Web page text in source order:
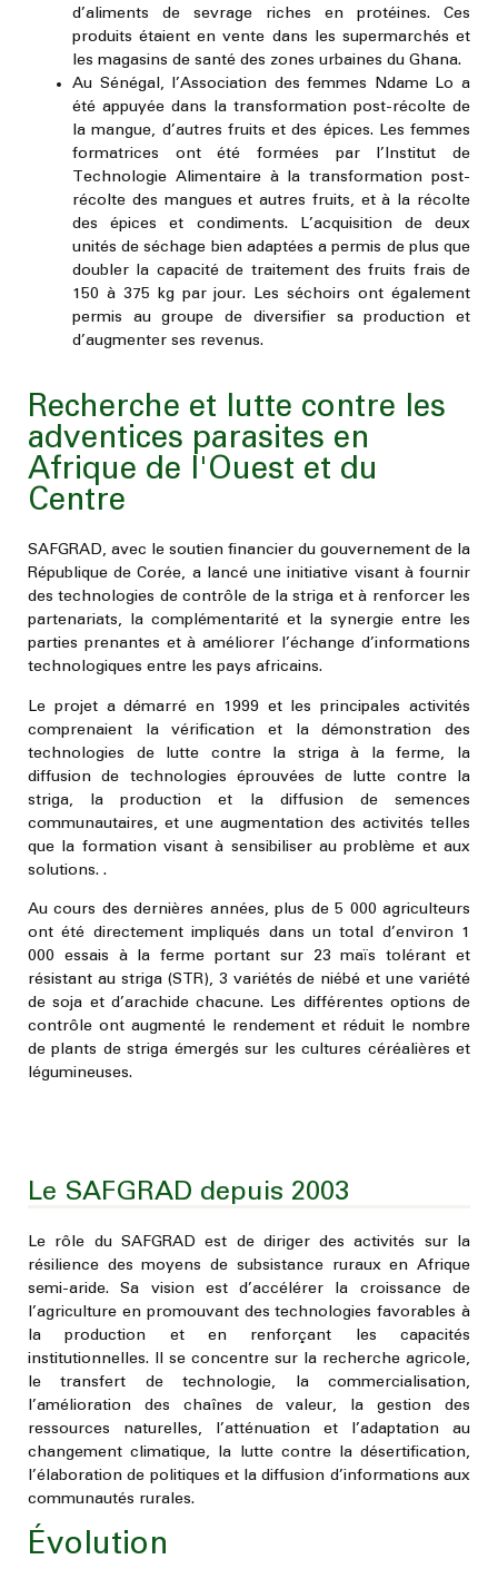
d’aliments de sevrage riches en protéines. Ces
produits étaient en vente dans les supermarchés et
les magasins de santé des zones urbaines du Ghana.
Au Sénégal, l’Association des femmes Ndame Lo a
été appuyée dans la transformation post-récolte de
la mangue, d’autres fruits et des épices. Les femmes
formatrices ont été formées par l’Institut de
Technologie Alimentaire à la transformation post-
récolte des mangues et autres fruits, et à la récolte
des épices et condiments. L’acquisition de deux
unités de séchage bien adaptées a permis de plus que
doubler la capacité de traitement des fruits frais de
150 à 375 kg par jour. Les séchoirs ont également
permis au groupe de diversifier sa production et
d’augmenter ses revenus.
Recherche et lutte contre les
adventices parasites en
Afrique de l'Ouest et du
Centre
SAFGRAD, avec le soutien financier du gouvernement de la
République de Corée, a lancé une initiative visant à fournir
des technologies de contrôle de la striga et à renforcer les
partenariats, la complémentarité et la synergie entre les
parties prenantes et à améliorer l’échange d’informations
technologiques entre les pays africains.
Le projet a démarré en 1999 et les principales activités
comprenaient la vérification et la démonstration des
technologies de lutte contre la striga à la ferme, la
diffusion de technologies éprouvées de lutte contre la
striga, la production et la diffusion de semences
communautaires, et une augmentation des activités telles
que la formation visant à sensibiliser au problème et aux
solutions. .
Au cours des dernières années, plus de 5 000 agriculteurs
ont été directement impliqués dans un total d’environ 1
000 essais à la ferme portant sur 23 maïs tolérant et
résistant au striga (STR), 3 variétés de niébé et une variété
de soja et d’arachide chacune. Les différentes options de
contrôle ont augmenté le rendement et réduit le nombre
de plants de striga émergés sur les cultures céréalières et
légumineuses.
Le SAFGRAD depuis 2003
Le rôle du SAFGRAD est de diriger des activités sur la
résilience des moyens de subsistance ruraux en Afrique
semi-aride. Sa vision est d’accélérer la croissance de
l’agriculture en promouvant des technologies favorables à
la production et en renforçant les capacités
institutionnelles. Il se concentre sur la recherche agricole,
le transfert de technologie, la commercialisation,
l’amélioration des chaînes de valeur, la gestion des
ressources naturelles, l’atténuation et l’adaptation au
changement climatique, la lutte contre la désertification,
l’élaboration de politiques et la diffusion d’informations aux
communautés rurales.
Évolution